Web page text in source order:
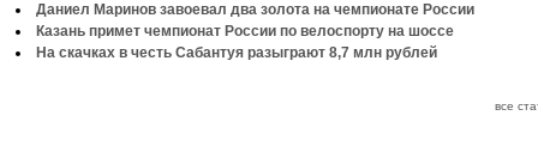
Даниел Маринов завоевал два золота на чемпионате России
Казань примет чемпионат России по велоспорту на шоссе
На скачках в честь Сабантуя разыграют 8,7 млн рублей
все